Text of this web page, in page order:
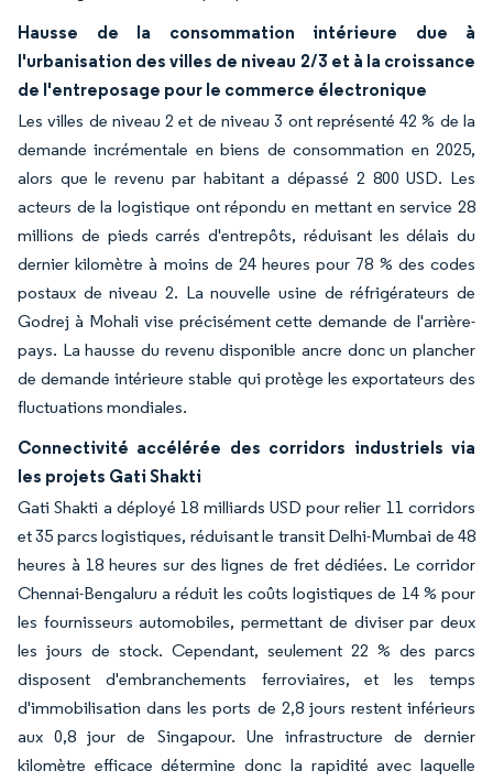
Hausse de la consommation intérieure due à
l'urbanisation des villes de niveau 2/3 et à la croissance
de l'entreposage pour le commerce électronique
Les villes de niveau 2 et de niveau 3 ont représenté 42 % de la
demande incrémentale en biens de consommation en 2025,
alors que le revenu par habitant a dépassé 2 800 USD. Les
acteurs de la logistique ont répondu en mettant en service 28
millions de pieds carrés d'entrepôts, réduisant les délais du
dernier kilomètre à moins de 24 heures pour 78 % des codes
postaux de niveau 2. La nouvelle usine de réfrigérateurs de
Godrej à Mohali vise précisément cette demande de l'arrière-
pays. La hausse du revenu disponible ancre donc un plancher
de demande intérieure stable qui protège les exportateurs des
fluctuations mondiales.
Connectivité accélérée des corridors industriels via
les projets Gati Shakti
Gati Shakti a déployé 18 milliards USD pour relier 11 corridors
et 35 parcs logistiques, réduisant le transit Delhi-Mumbai de 48
heures à 18 heures sur des lignes de fret dédiées. Le corridor
Chennai-Bengaluru a réduit les coûts logistiques de 14 % pour
les fournisseurs automobiles, permettant de diviser par deux
les jours de stock. Cependant, seulement 22 % des parcs
disposent d'embranchements ferroviaires, et les temps
d'immobilisation dans les ports de 2,8 jours restent inférieurs
aux 0,8 jour de Singapour. Une infrastructure de dernier
kilomètre efficace détermine donc la rapidité avec laquelle